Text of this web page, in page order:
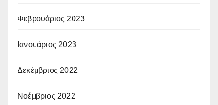
Φεβρουάριος 2023
Ιανουάριος 2023
Δεκέμβριος 2022
Νοέμβριος 2022